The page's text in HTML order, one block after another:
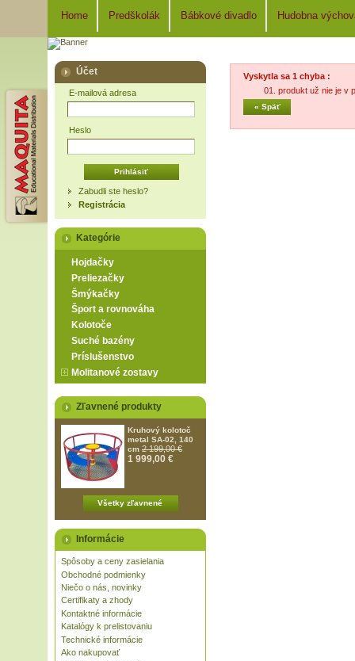
Home Predškolák Bábkové divadlo Hudobna
Účet
E-mailová adresa
Heslo
Zabudli ste heslo?
Registrácia
Kategórie
Hojdačky
Preliezačky
Šmýkačky
Šport a rovnováha
Kolotoče
Suché bazény
Príslušenstvo
Molitanové zostavy
Zľavnené produkty
Kruhový kolotoč
metal SA-02, 140
cm 2 199,00 €
1 999,00 €
Všetky zľavnené
Informácie
Spôsoby a ceny zasielania
Obchodné podmienky
Niečo o nás, novinky
Certifikaty a zhody
Kontaktné informácie
Katalógy k prelistovaniu
Technické informácie
Ako nakupovať
Vyskytla sa 1 chyba :
produkt už nie je v
« Späť